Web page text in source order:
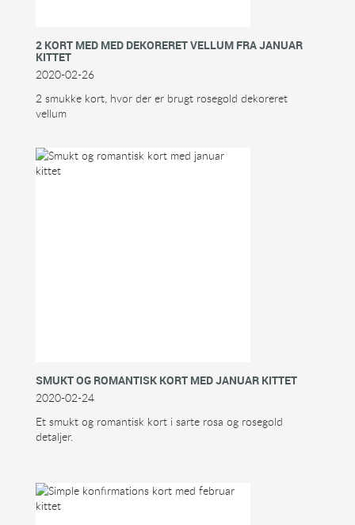
2 KORT MED MED DEKORERET VELLUM FRA JANUAR
KITTET
2020-02-26
2 smukke kort, hvor der er brugt rosegold dekoreret
vellum
SMUKT OG ROMANTISK KORT MED JANUAR KITTET
2020-02-24
Et smukt og romantisk kort i sarte rosa og rosegold
detaljer.